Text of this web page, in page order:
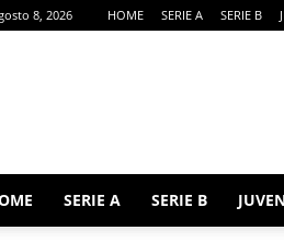
8, 2026 HOME SERIE A SERIE B
SERIE A SERIE B